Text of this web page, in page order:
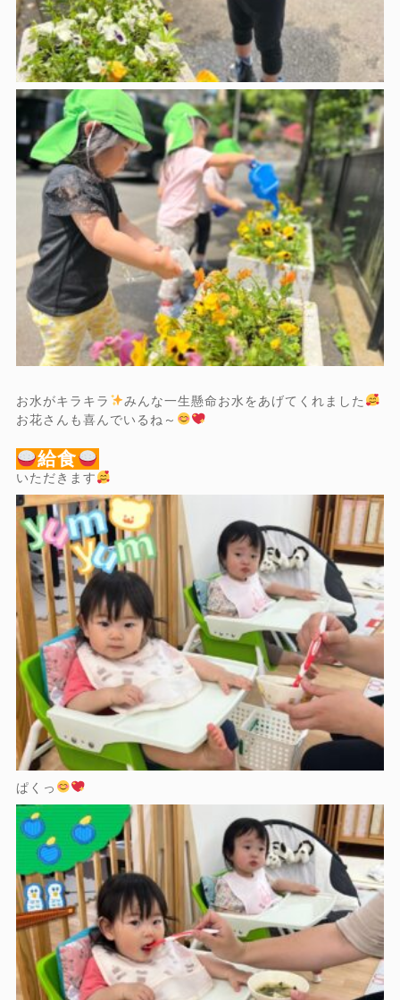
お水がキラキラ
みんな一生懸命お水をあげてくれました
お花さんも喜んでいるね～
給食
いただきます
ぱくっ